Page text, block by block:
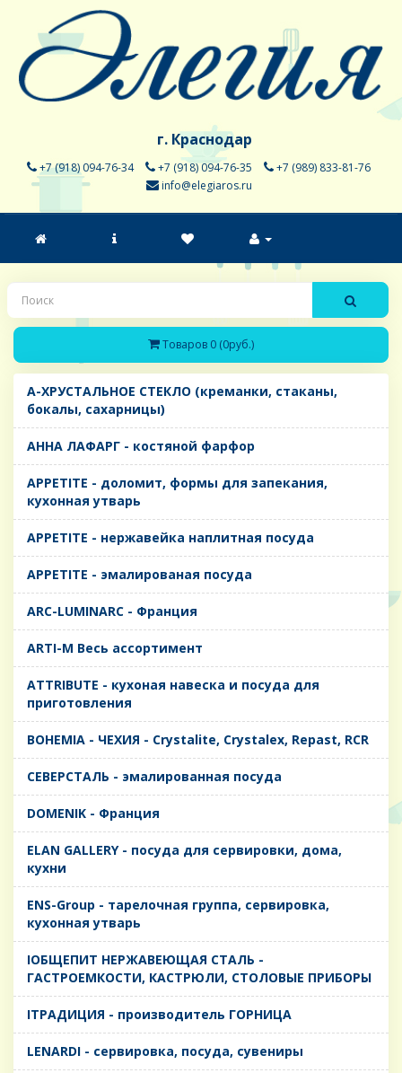
г. Краснодар
+7 (918) 094-76-34 +7 (918) 094-76-35
+7 (989) 833-81-76
info@elegiaros.ru
Товаров 0 (0руб.)
A-ХРУСТАЛЬНОЕ СТЕКЛО (креманки, стаканы,
бокалы, сахарницы)
AHHA ЛАФАРГ - костяной фарфор
APPETITE - доломит, формы для запекания,
кухонная утварь
APPETITE - нержавейка наплитная посуда
APPETITE - эмалированая посуда
ARC-LUMINARC - Франция
ARTI-M Весь ассортимент
ATTRIBUTE - кухоная навеска и посуда для
приготовления
BOHEMIA - ЧЕХИЯ - Crystalite, Crystalex, Repast, RCR
CЕВЕРСТАЛЬ - эмалированная посуда
DOMENIK - Франция
ELAN GALLERY - посуда для сервировки, дома,
кухни
ENS-Group - тарелочная группа, сервировка,
кухонная утварь
IОБЩЕПИТ НЕРЖАВЕЮЩАЯ СТАЛЬ -
ГАСТРОЕМКОСТИ, КАСТРЮЛИ, СТОЛОВЫЕ ПРИБОРЫ
IТРАДИЦИЯ - производитель ГОРНИЦА
LENARDI - сервировка, посуда, сувениры